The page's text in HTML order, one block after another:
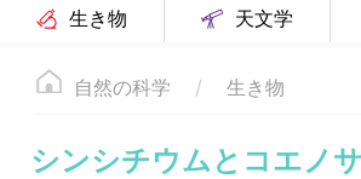
生き物
天文学
自然の科学 生き物
シンシチウムとコエノ